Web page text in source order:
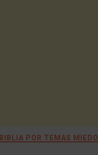
BIBLIA POR TEMAS MIEDO